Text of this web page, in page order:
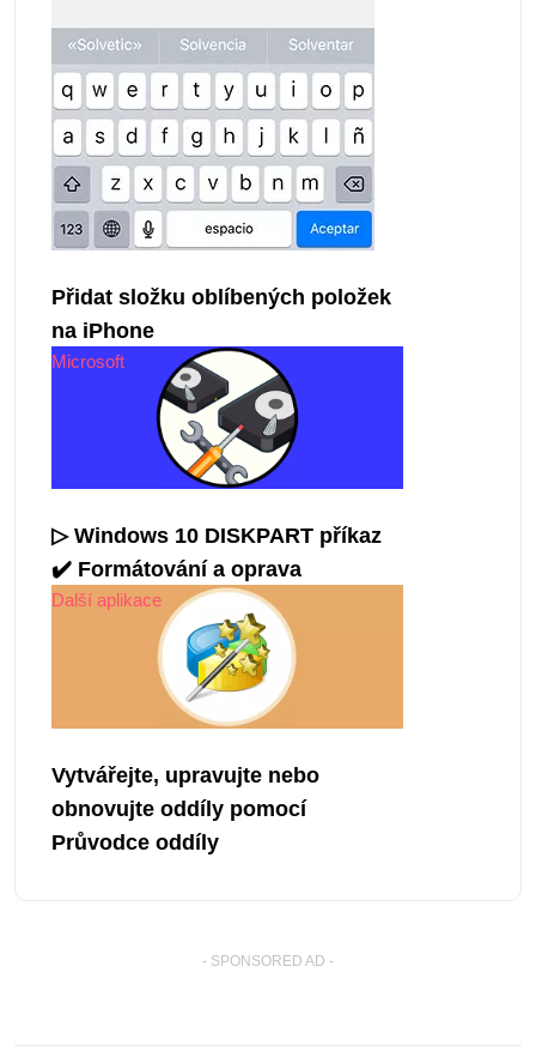
Přidat složku oblíbených položek
na iPhone
Microsoft
▷ Windows 10 DISKPART příkaz
✔️ Formátování a oprava
Další aplikace
Vytvářejte, upravujte nebo
obnovujte oddíly pomocí
Průvodce oddíly
- SPONSORED AD -